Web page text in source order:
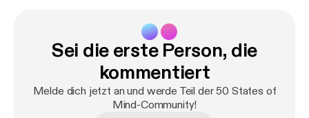
s://anchor.fm/50-states-of-mind/message
Sei die erste Person, die
kommentiert
Melde dich jetzt an und werde Teil der 50 States of
Mind-Community!